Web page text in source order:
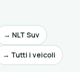
→ NLT Suv
→ Tutti i veicoli